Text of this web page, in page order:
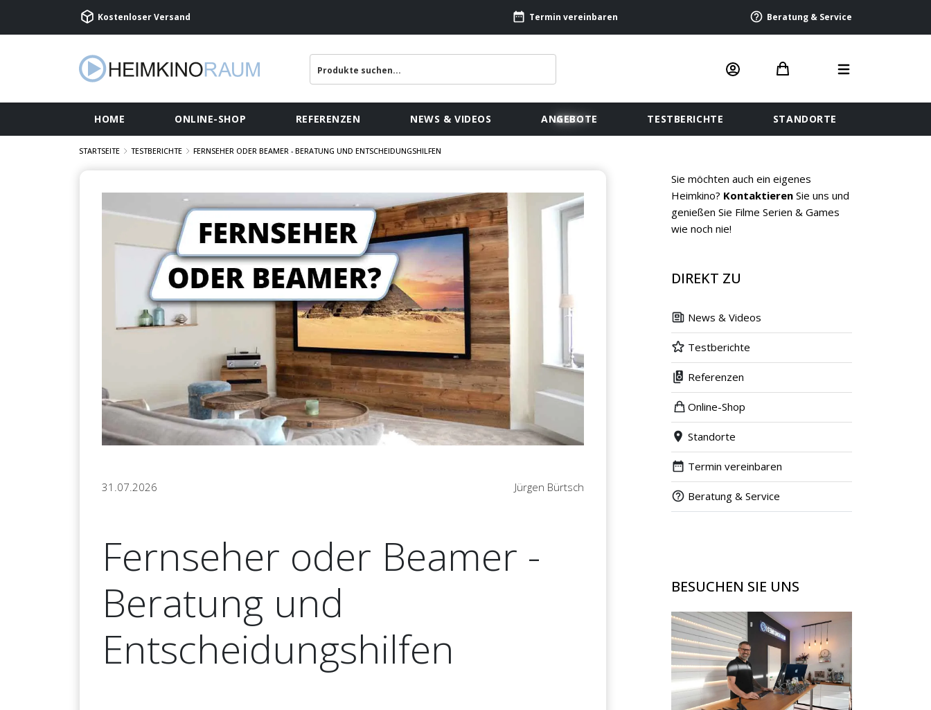
Kostenloser Versand Termin vereinbaren Beratung & Service
HOME ONLINE-SHOP REFERENZEN NEWS & VIDEOS ANGEBOTE TESTBERICHTE STANDORTE
STARTSEITE TESTBERICHTE FERNSEHER ODER BEAMER - BERATUNG UND ENTSCHEIDUNGSHILFEN
31.07.2026 Jürgen Bürtsch
Fernseher oder Beamer -
Beratung und
Entscheidungshilfen
Sie möchten auch ein eigenes
Heimkino? Kontaktieren Sie uns und
genießen Sie Filme Serien & Games
wie noch nie!
DIREKT ZU
News & Videos
Testberichte
Referenzen
Online-Shop
Standorte
Termin vereinbaren
Beratung & Service
BESUCHEN SIE UNS